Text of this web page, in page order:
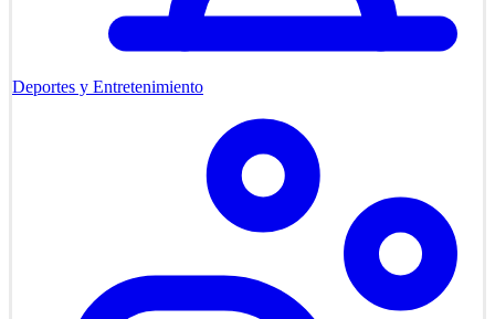
Deportes y Entretenimiento